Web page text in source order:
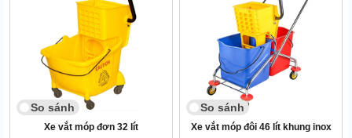
So sánh
Xe vắt móp đơn 32 lít
So sánh
Xe vắt móp đôi 46 lít khung inox